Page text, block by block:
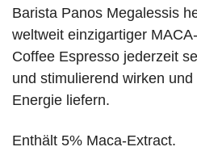
Barista Panos Megalessis
weltweit einzigartiger
Coffee Espresso jederzeit
und stimulierend wirken
Energie liefern.
Enthält 5% Maca-Extract.